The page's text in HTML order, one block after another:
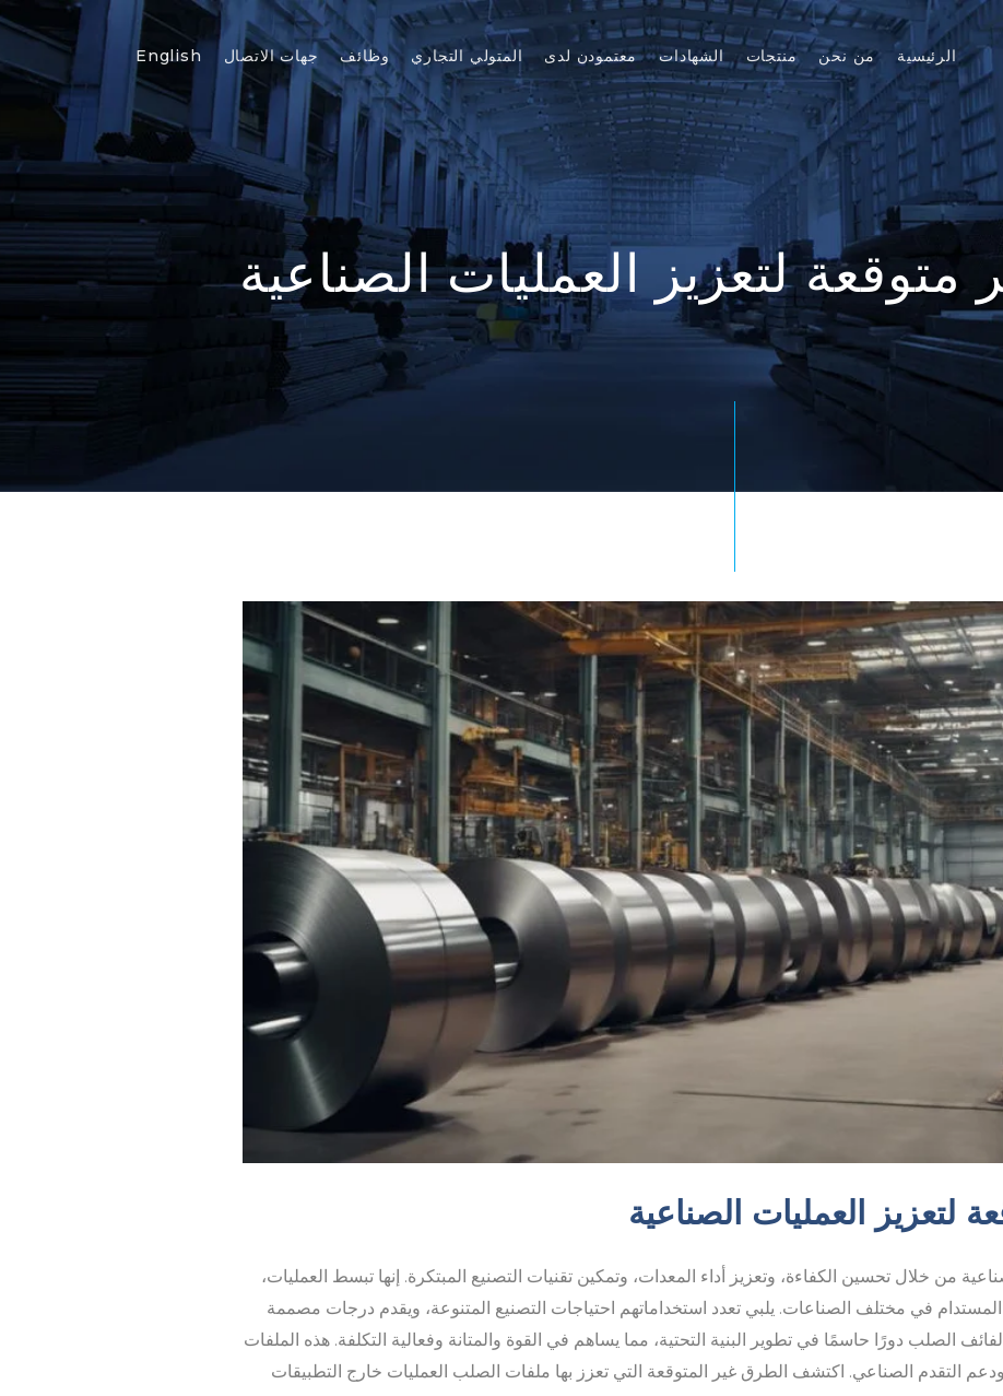
الرئيسية من نحن منتجات الشهادات معتمودن لدى المتولي التجاري وظائف جهات الاتصال English
من خلال تحسين الكفاءة، وتعزيز أداء المعدات، وتمكين تقنيات التصنيع المبتكرة. إنها تبسط العمليات،
المستدام في مختلف الصناعات. يلبي تعدد استخداماتهم احتياجات التصنيع المتنوعة، ويقدم درجات مصممة
الصلب دورًا حاسمًا في تطوير البنية التحتية، مما يساهم في القوة والمتانة وفعالية التكلفة. هذه الملفات
ودعم التقدم الصناعي. اكتشف الطرق غير المتوقعة التي تعزز بها ملفات الصلب العمليات خارج التطبيقات